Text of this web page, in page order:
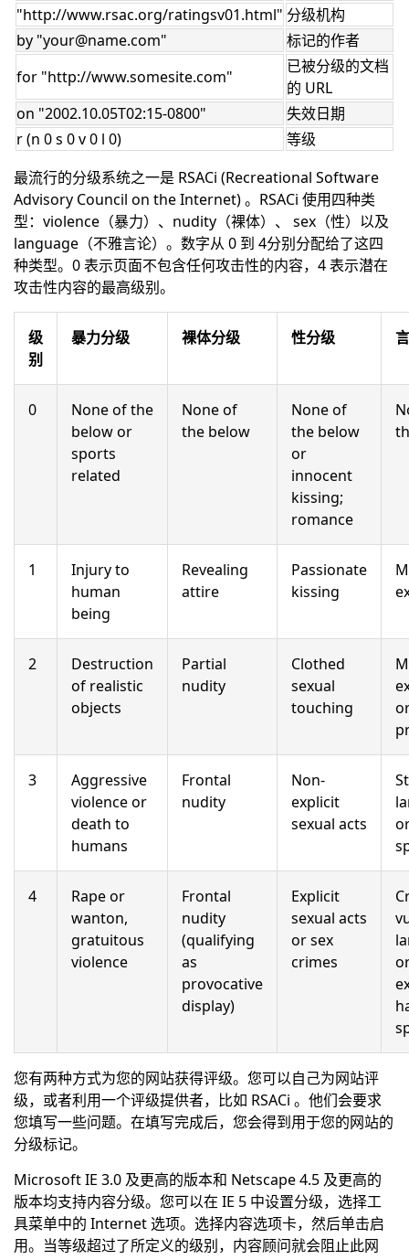
"http://www.rsac.org/ratingsv01.html" 分级机构
by "your@name.com"
标记的作者
for "http://www.somesite.com"
已被分级的文档
的 URL
on "2002.10.05T02:15-0800"
失效日期
r (n 0 s 0 v 0 l 0)
等级
最流行的分级系统之一是 RSACi (Recreational Software
Advisory Council on the Internet) 。RSACi 使用四种类
型：violence（暴力）、nudity（裸体）、 sex（性）以及
language（不雅言论）。数字从 0 到 4分别分配给了这四
种类型。0 表示页面不包含任何攻击性的内容，4 表示潜在
攻击性内容的最高级别。
级
别
暴力分级 裸体分级 性分级
0
None of the
below or
sports
related
None of
the below
None of
the below
or
innocent
kissing;
romance
1
Injury to
human
being
Revealing
attire
Passionate
kissing
2
Destruction
of realistic
objects
Partial
nudity
Clothed
sexual
touching
3
Aggressive
violence or
death to
humans
Frontal
nudity
Non-
explicit
sexual acts
4
Rape or
wanton,
gratuitous
violence
Frontal
nudity
(qualifying
as
provocative
display)
Explicit
sexual acts
or sex
crimes
您有两种方式为您的网站获得评级。您可以自己为网站评
级，或者利用一个评级提供者，比如 RSACi 。他们会要求
您填写一些问题。在填写完成后，您会得到用于您的网站的
分级标记。
Microsoft IE 3.0 及更高的版本和 Netscape 4.5 及更高的
版本均支持内容分级。您可以在 IE 5 中设置分级，选择工
具菜单中的 Internet 选项。选择内容选项卡，然后单击启
用。当等级超过了所定义的级别，内容顾问就会阻止此网